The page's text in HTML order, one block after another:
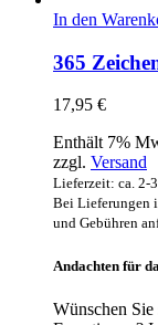
In den
365
17,95 €
Enthält 7%
zzgl. Versand
Lieferzeit: ca. 2-
Bei Lieferungen
und Gebühren
Andachten für
Wünschen Sie